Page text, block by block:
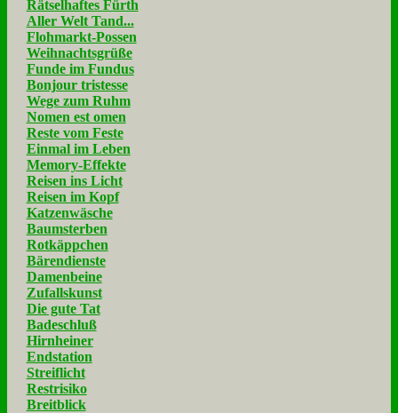
Rätselhaftes Fürth
Aller Welt Tand...
Flohmarkt-Possen
Weihnachtsgrüße
Funde im Fundus
Bonjour tristesse
Wege zum Ruhm
Nomen est omen
Reste vom Feste
Einmal im Leben
Memory-Effekte
Reisen ins Licht
Reisen im Kopf
Katzenwäsche
Baumsterben
Rotkäppchen
Bärendienste
Damenbeine
Zufallskunst
Die gute Tat
Badeschluß
Hirnheiner
Endstation
Streiflicht
Restrisiko
Breitblick